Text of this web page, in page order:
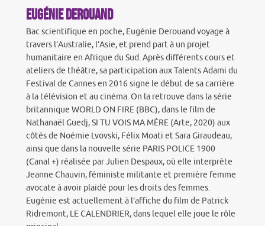
Eugénie Derouand
Bac scientifique en poche, Eugénie Derouand voyage à
travers l’Australie, l’Asie, et prend part à un projet
humanitaire en Afrique du Sud. Après différents cours et
ateliers de théâtre, sa participation aux Talents Adami du
Festival de Cannes en 2016 signe le début de sa carrière
à la télévision et au cinéma. On la retrouve dans la série
britannique WORLD ON FIRE (BBC), dans le film de
Nathanaël Guedj, SI TU VOIS MA MÈRE (Arte, 2020) aux
côtés de Noémie Lvovski, Félix Moati et Sara Giraudeau,
ainsi que dans la nouvelle série PARIS POLICE 1900
(Canal +) réalisée par Julien Despaux, où elle interprète
Jeanne Chauvin, féministe militante et première femme
avocate à avoir plaidé pour les droits des femmes.
Eugénie est actuellement à l’affiche du film de Patrick
Ridremont, LE CALENDRIER, dans lequel elle joue le rôle